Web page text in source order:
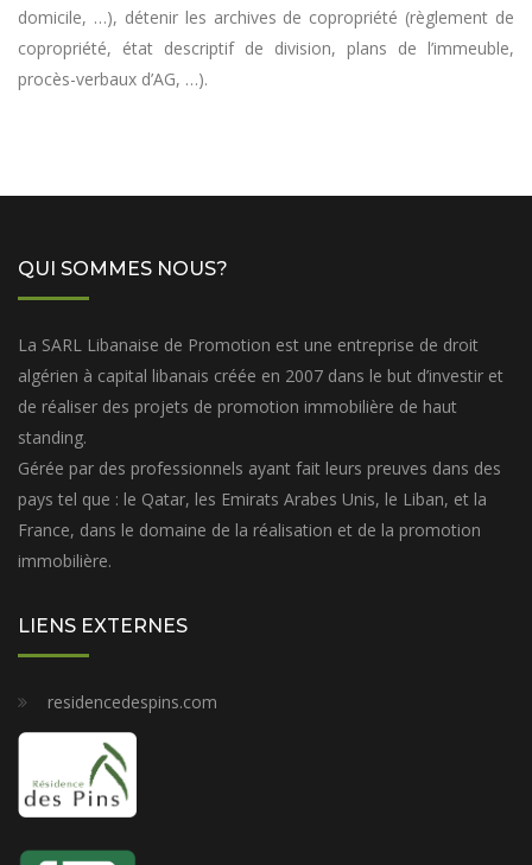
domicile, …), détenir les archives de copropriété (règlement de
copropriété, état descriptif de division, plans de l’immeuble,
procès-verbaux d’AG, …).
QUI SOMMES NOUS?
La SARL Libanaise de Promotion est une entreprise de droit
algérien à capital libanais créée en 2007 dans le but d’investir et
de réaliser des projets de promotion immobilière de haut
standing.
Gérée par des professionnels ayant fait leurs preuves dans des
pays tel que : le Qatar, les Emirats Arabes Unis, le Liban, et la
France, dans le domaine de la réalisation et de la promotion
immobilière.
LIENS EXTERNES
residencedespins.com